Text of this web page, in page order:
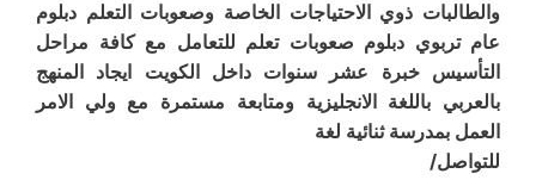
والطالبات ذوي الاحتياجات الخاصة وصعوبات التعلم دبلوم
عام تربوي دبلوم صعوبات تعلم للتعامل مع كافة مراحل
التأسيس خبرة عشر سنوات داخل الكويت ايجاد المنهج
بالعربي باللغة الانجليزية ومتابعة مستمرة مع ولي الامر
العمل بمدرسة ثنائية لغة
للتواصل/